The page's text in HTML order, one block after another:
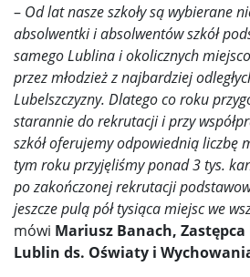
– Od lat nasze szkoły są wybierane
absolwentki i absolwentów szkół
samego Lublina i okolicznych
przez młodzież z najbardziej
Lubelszczyzny. Dlatego co roku
starannie do rekrutacji i przy
szkół oferujemy odpowiednią liczbę
tym roku przyjęliśmy ponad 3 tys.
po zakończonej rekrutacji
jeszcze pulą pół tysiąca miejsc we
mówi Mariusz Banach,
Lublin ds. Oświaty i